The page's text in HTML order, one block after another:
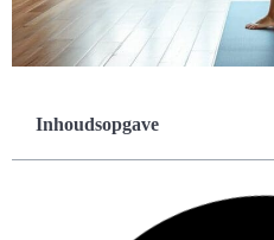
Inhoudsopgave